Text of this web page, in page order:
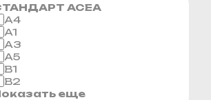
ACEA
A4
A1
A3
A5
B1
B2
еще